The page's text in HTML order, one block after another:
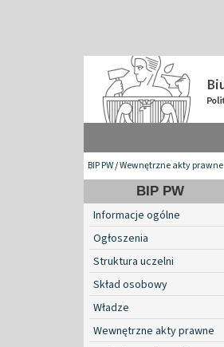
BIP PW/Wewnętrzne akty prawne
BIP PW
Informacje ogólne
Ogłoszenia
Struktura uczelni
Skład osobowy
Władze
Wewnętrzne akty prawne